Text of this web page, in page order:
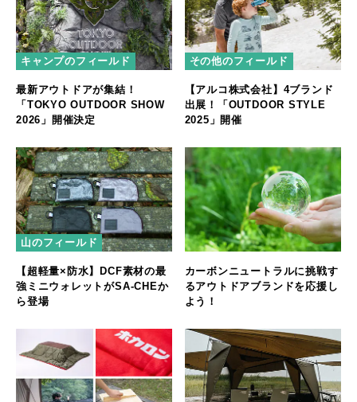
キャンプのフィールド
最新アウトドアが集結！
「TOKYO OUTDOOR SHOW
2026」開催決定
その他のフィールド
【アルコ株式会社】4ブランド
出展！「OUTDOOR STYLE
2025」開催
山のフィールド
【超軽量×防水】DCF素材の最
強ミニウォレットがSA-CHEか
ら登場
カーボンニュートラルに挑戦す
るアウトドアブランドを応援し
よう！